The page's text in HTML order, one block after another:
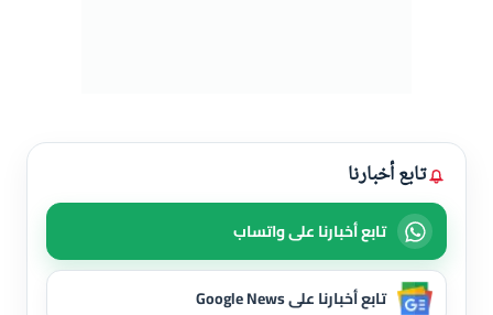
تابع أخبارنا
تابع أخبارنا على واتساب
تابع أخبارنا على Google News